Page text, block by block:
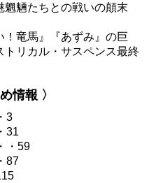
魍魎たちとの戦いの顛末
！竜馬』『あずみ』の巨
トリカル・サスペンス最終
情報 〉
3
31
・59
87